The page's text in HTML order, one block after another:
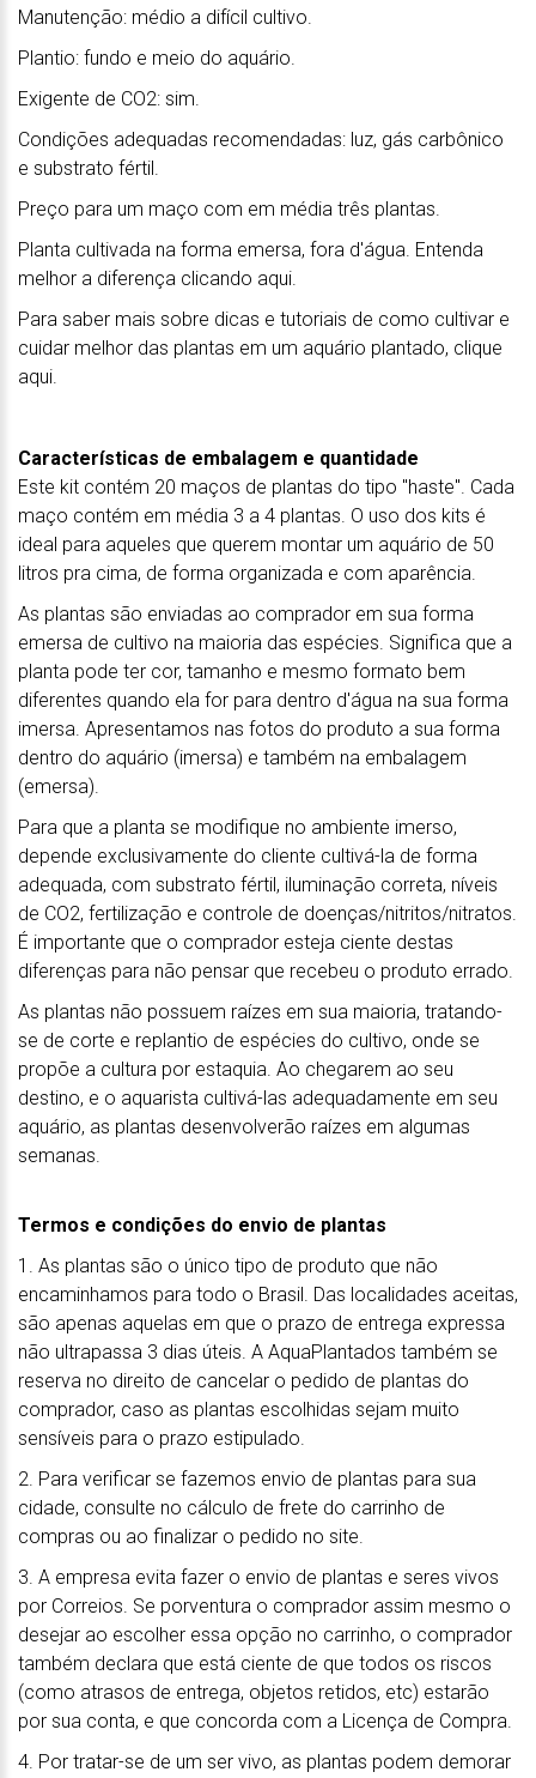
Manutenção: médio a difícil cultivo.
Plantio: fundo e meio do aquário.
Exigente de CO2: sim.
Condições adequadas recomendadas: luz, gás carbônico
e substrato fértil.
Preço para um maço com em média três plantas.
Planta cultivada na forma emersa, fora d'água. Entenda
melhor a diferença clicando aqui.
Para saber mais sobre dicas e tutoriais de como cultivar e
cuidar melhor das plantas em um aquário plantado, clique
aqui.
Características de embalagem e quantidade
Este kit contém 20 maços de plantas do tipo "haste". Cada
maço contém em média 3 a 4 plantas. O uso dos kits é
ideal para aqueles que querem montar um aquário de 50
litros pra cima, de forma organizada e com aparência.
As plantas são enviadas ao comprador em sua forma
emersa de cultivo na maioria das espécies. Significa que a
planta pode ter cor, tamanho e mesmo formato bem
diferentes quando ela for para dentro d'água na sua forma
imersa. Apresentamos nas fotos do produto a sua forma
dentro do aquário (imersa) e também na embalagem
(emersa).
Para que a planta se modifique no ambiente imerso,
depende exclusivamente do cliente cultivá-la de forma
adequada, com substrato fértil, iluminação correta, níveis
de CO2, fertilização e controle de doenças/nitritos/nitratos.
É importante que o comprador esteja ciente destas
diferenças para não pensar que recebeu o produto errado.
As plantas não possuem raízes em sua maioria, tratando-
se de corte e replantio de espécies do cultivo, onde se
propõe a cultura por estaquia. Ao chegarem ao seu
destino, e o aquarista cultivá-las adequadamente em seu
aquário, as plantas desenvolverão raízes em algumas
semanas.
Termos e condições do envio de plantas
1. As plantas são o único tipo de produto que não
encaminhamos para todo o Brasil. Das localidades aceitas,
são apenas aquelas em que o prazo de entrega expressa
não ultrapassa 3 dias úteis. A AquaPlantados também se
reserva no direito de cancelar o pedido de plantas do
comprador, caso as plantas escolhidas sejam muito
sensíveis para o prazo estipulado.
2. Para verificar se fazemos envio de plantas para sua
cidade, consulte no cálculo de frete do carrinho de
compras ou ao finalizar o pedido no site.
3. A empresa evita fazer o envio de plantas e seres vivos
por Correios. Se porventura o comprador assim mesmo o
desejar ao escolher essa opção no carrinho, o comprador
também declara que está ciente de que todos os riscos
(como atrasos de entrega, objetos retidos, etc) estarão
por sua conta, e que concorda com a Licença de Compra.
4. Por tratar-se de um ser vivo, as plantas podem demorar